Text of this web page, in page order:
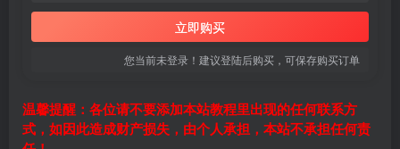
立即购买
您当前未登录！建议登陆后购买，可保存购买订单
温馨提醒：各位请不要添加本站教程里出现的任何联系方
式，如因此造成财产损失，由个人承担，本站不承担任何责